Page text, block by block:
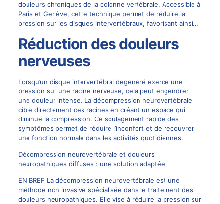
douleurs chroniques de la colonne vertébrale. Accessible à
Paris et Genève, cette technique permet de réduire la
pression sur les disques intervertébraux, favorisant ainsi…
Réduction des douleurs
nerveuses
Lorsqu’un disque intervertébral degeneré exerce une
pression sur une racine nerveuse, cela peut engendrer
une douleur intense. La décompression neurovertébrale
cible directement ces racines en créant un espace qui
diminue la compression. Ce soulagement rapide des
symptômes permet de réduire l’inconfort et de recouvrer
une fonction normale dans les activités quotidiennes.
Décompression neurovertébrale et douleurs
neuropathiques diffuses : une solution adaptée
EN BREF La décompression neurovertébrale est une
méthode non invasive spécialisée dans le traitement des
douleurs neuropathiques. Elle vise à réduire la pression sur